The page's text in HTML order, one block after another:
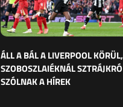
ÁLL A BÁL A LIVERPOOL KÖRÜL,
SZOBOSZLAIÉKNÁL
SZÓLNAK A HÍREK